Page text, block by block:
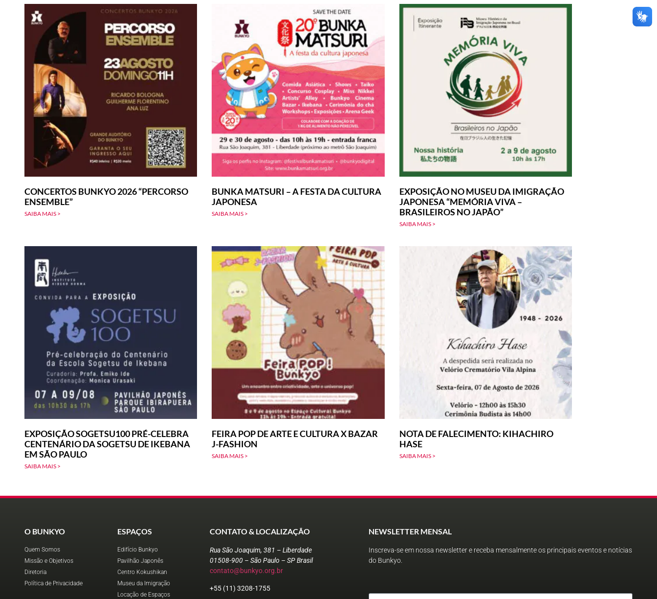
CONCERTOS BUNKYO 2026 “PERCORSO
ENSEMBLE”
SAIBA MAIS >
BUNKA MATSURI – A FESTA DA CULTURA
JAPONESA
SAIBA MAIS >
EXPOSIÇÃO NO MUSEU DA IMIGRAÇÃO
JAPONESA “MEMÓRIA VIVA –
BRASILEIROS NO JAPÃO”
SAIBA MAIS >
EXPOSIÇÃO SOGETSU100 PRÉ-CELEBRA
CENTENÁRIO DA SOGETSU DE IKEBANA
EM SÃO PAULO
SAIBA MAIS >
FEIRA POP DE ARTE E CULTURA X BAZAR
J-FASHION
SAIBA MAIS >
NOTA DE FALECIMENTO: KIHACHIRO
HASE
SAIBA MAIS >
O BUNKYO
Quem Somos
Missão e Objetivos
Diretoria
Política de Privacidade
ESPAÇOS
Edifício Bunkyo
Pavilhão Japonês
Centro Kokushikan
Museu da Imigração
Locação de Espaços
CONTATO & LOCALIZAÇÃO
Rua São Joaquim, 381 – Liberdade
01508-900 – São Paulo – SP Brasil
contato@bunkyo.org.br
+55 (11) 3208-1755
NEWSLETTER MENSAL
Inscreva-se em nossa newsletter e receba mensalmente os principais eventos e notícias
do Bunkyo.